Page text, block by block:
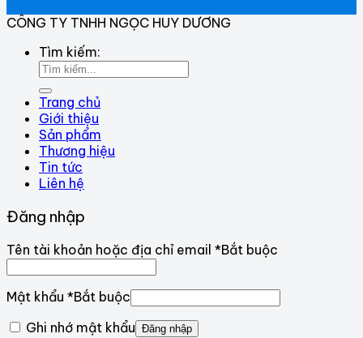
CÔNG TY TNHH NGỌC HUY DƯƠNG
Tìm kiếm:
Trang chủ
Giới thiệu
Sản phẩm
Thương hiệu
Tin tức
Liên hệ
Đăng nhập
Tên tài khoản hoặc địa chỉ email *Bắt buộc
Mật khẩu *Bắt buộc
Ghi nhớ mật khẩu Đăng nhập